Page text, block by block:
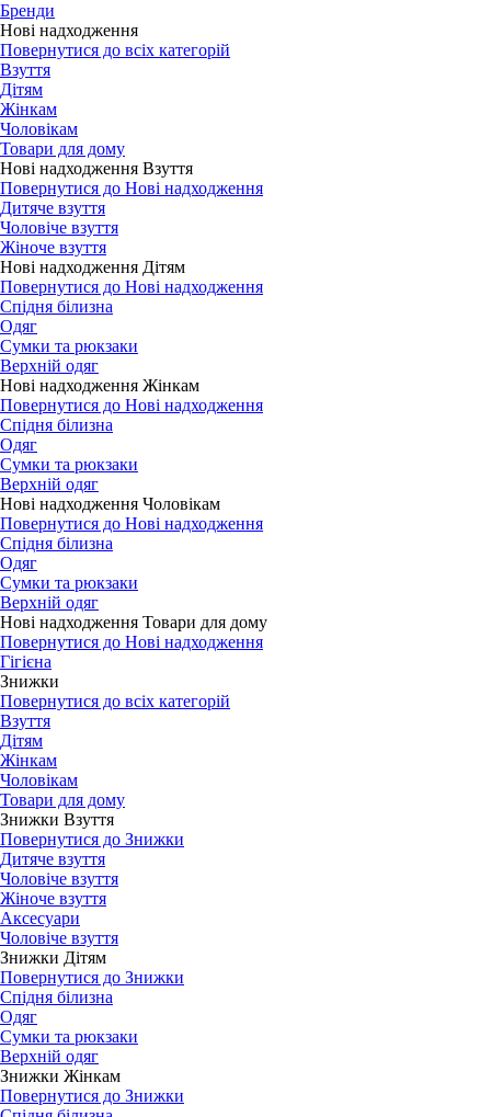
Бренди
Нові надходження
Повернутися до всіх категорій
Взуття
Дітям
Жінкам
Чоловікам
Товари для дому
Нові надходження Взуття
Повернутися до Нові надходження
Дитяче взуття
Чоловіче взуття
Жіноче взуття
Нові надходження Дітям
Повернутися до Нові надходження
Спідня білизна
Одяг
Сумки та рюкзаки
Верхній одяг
Нові надходження Жінкам
Повернутися до Нові надходження
Спідня білизна
Одяг
Сумки та рюкзаки
Верхній одяг
Нові надходження Чоловікам
Повернутися до Нові надходження
Спідня білизна
Одяг
Сумки та рюкзаки
Верхній одяг
Нові надходження Товари для дому
Повернутися до Нові надходження
Гігієна
Знижки
Повернутися до всіх категорій
Взуття
Дітям
Жінкам
Чоловікам
Товари для дому
Знижки Взуття
Повернутися до Знижки
Дитяче взуття
Чоловіче взуття
Жіноче взуття
Аксесуари
Чоловіче взуття
Знижки Дітям
Повернутися до Знижки
Спідня білизна
Одяг
Сумки та рюкзаки
Верхній одяг
Знижки Жінкам
Повернутися до Знижки